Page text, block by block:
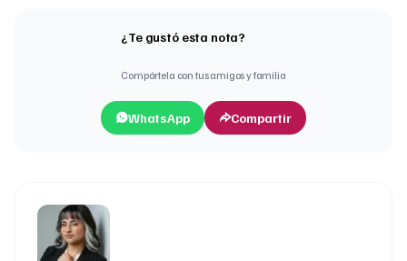
¿Te gustó esta nota?
Compártela con tus amigos y familia
WhatsApp Compartir